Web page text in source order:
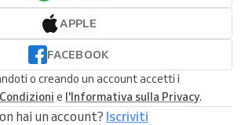
APPLE
FACEBOOK
o creando un account accetti i
e l'Informativa sulla Privacy.
hai un account? Iscriviti